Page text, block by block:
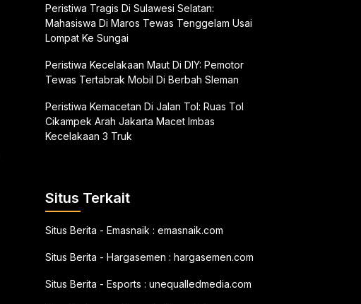
Peristiwa Tragis Di Sulawesi Selatan:
Mahasiswa Di Maros Tewas Tenggelam Usai
Lompat Ke Sungai
Peristiwa Kecelakaan Maut Di DIY: Pemotor
Tewas Tertabrak Mobil Di Berbah Sleman
Peristiwa Kemacetan Di Jalan Tol: Ruas Tol
Cikampek Arah Jakarta Macet Imbas
Kecelakaan 3 Truk
Situs Terkait
Situs Berita - Emasnaik : emasnaik.com
Situs Berita - Hargasemen : hargasemen.com
Situs Berita - Esports : unequalledmedia.com